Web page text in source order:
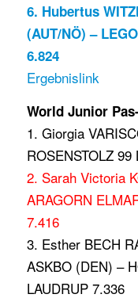
6. Hubertus
(AUT/NÖ) –
6.824
Ergebnislink
World Junior
1. Giorgia
ROSENSTOLZ
2. Sarah Victoria
ARAGORN
7.416
3. Esther BECH
ASKBO (DEN) –
LAUDRUP 7.336